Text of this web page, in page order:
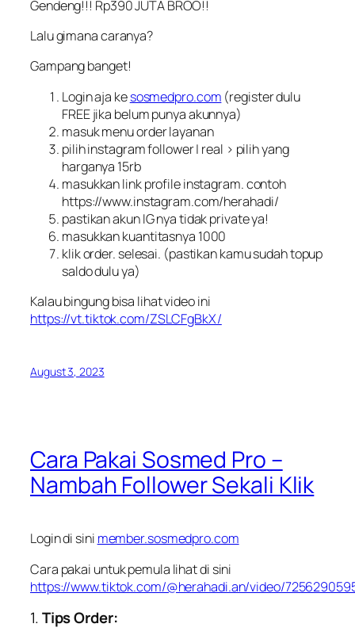
Gendeng!!! Rp390 JUTA BROO!!
Lalu gimana caranya?
Gampang banget!
Login aja kesosmedpro.com (register dulu
FREE jika belum punya akunnya)
masuk menu order layanan
pilih instagram follower | real > pilih yang
harganya 15rb
masukkan link profile instagram. contoh
https://www.instagram.com/herahadi/
pastikan akun IG nya tidak private ya!
masukkan kuantitasnya 1000
klik order. selesai. (pastikan kamu sudah topup
saldo dulu ya)
Kalau bingung bisa lihat video ini
https://vt.tiktok.com/ZSLCFgBkX/
August 3, 2023
Cara Pakai Sosmed Pro –
Nambah Follower Sekali Klik
Login di sini member.sosmedpro.com
Cara pakai untuk pemula lihat di sini
https://www.tiktok.com/@herahadi.an/video/
1.Tips Order: